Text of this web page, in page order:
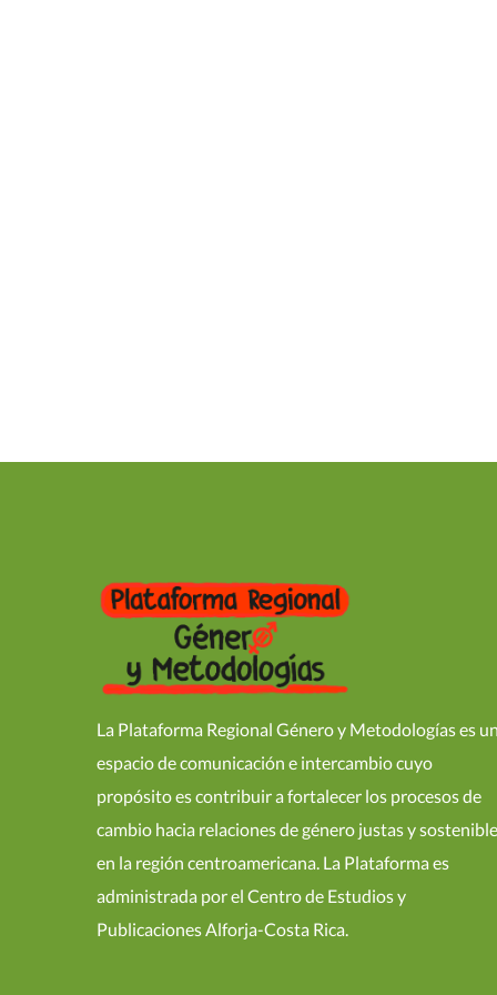
La Plataforma Regional Género y Metodologías es un
espacio de comunicación e intercambio cuyo
propósito es contribuir a fortalecer los procesos de
cambio hacia relaciones de género justas y
en la región centroamericana. La Plataforma es
administrada por el Centro de Estudios y
Publicaciones Alforja-Costa Rica.